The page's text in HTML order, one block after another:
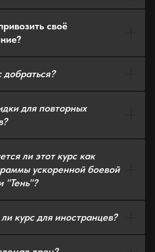
своё
для повторных
ли этот курс как
ускоренной боевой
"Тень"?
курс для иностранцев?